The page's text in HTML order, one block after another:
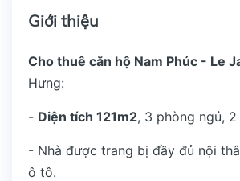
Giới thiệu
Cho thuê căn hộ Nam Phúc - Le
Hưng:
- Diện tích 121m2, 3 phòng ngủ,
- Nhà được trang bị đầy đủ nội
ô tô.